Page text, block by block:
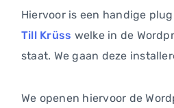
Hiervoor is een handige
Till Krüss welke in de
staat. We gaan deze
We openen hiervoor de